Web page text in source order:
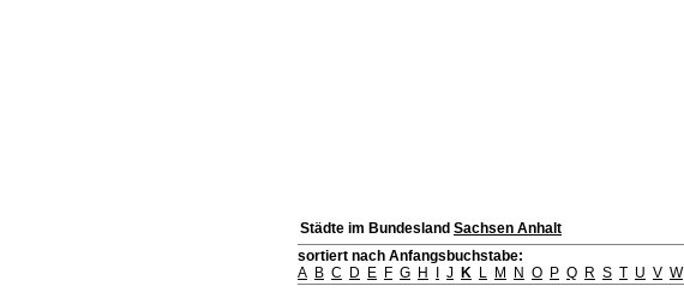
Städte im Bundesland Sachsen Anhalt
sortiert nach Anfangsbuchstabe:
A B C D E F G H J K L M N O P Q R S T U V W